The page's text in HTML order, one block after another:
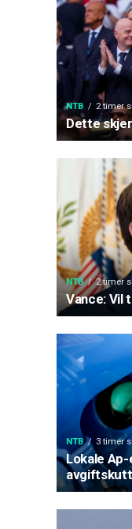
NTB 2 timer
Dette
NTB 2 timer
Vance: Vil
NTB 3 timer
Lokale